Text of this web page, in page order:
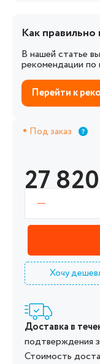
Как
В нашей статье
рекомендации по
Перейти к
Под заказ
27 820
Хочу
Доставка в
подтверждения
Стоимость